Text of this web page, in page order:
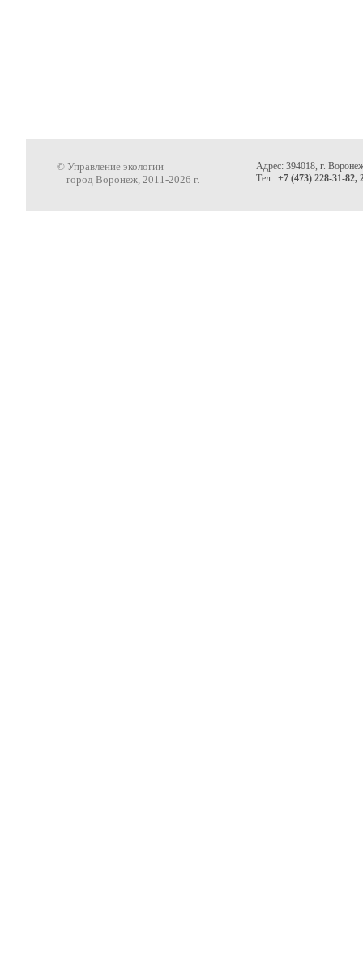
© Управление экологии
город Воронеж, 2011-2026 г.
Адрес: 394018, г.
Тел.: +7 (473) 228-31-82,